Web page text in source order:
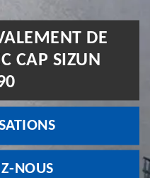
DE
CAP SIZUN
NOUS